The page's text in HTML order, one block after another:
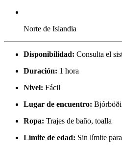
Norte de Islandia
Disponibilidad: Consulta el
Duración: 1 hora
Nivel: Fácil
Lugar de encuentro:
Ropa: Trajes de baño, toalla
Límite de edad: Sin límite